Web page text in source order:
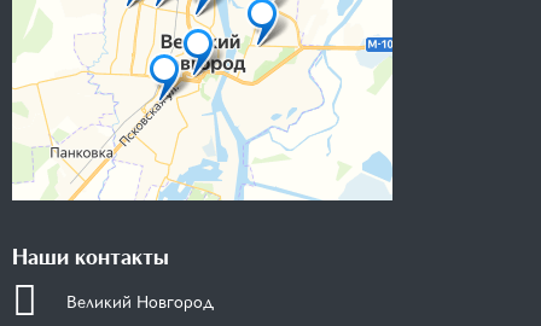
Наши контакты
Великий Новгород